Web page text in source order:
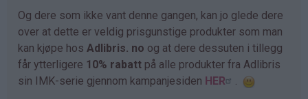
Og dere som ikke vant denne gangen, kan jo glede dere
over at dette er veldig prisgunstige produkter som man
kan kjøpe hos Adlibris. no og at dere dessuten i tillegg
får ytterligere 10% rabatt på alle produkter fra Adlibris
sin IMK-serie gjennom kampanjesiden HER